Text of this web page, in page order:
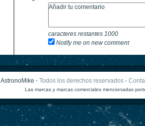
caracteres restantes 1000
Notify me on new comment
AstronoMike - Todos los derechos reservados-
Las marcas y marcas comerciales mencionadas